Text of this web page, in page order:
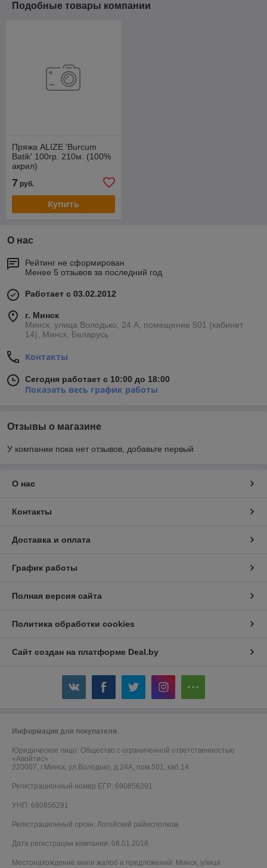
Подобные товары компании
Пряжа ALIZE 'Burcum
Batik' 100гр. 210м. (100%
акрил)
7 руб.
Купить
О нас
Рейтинг не сформирован
Менее 5 отзывов за последний год
Работает с 03.02.2012
г. Минск
Минск, улица Володько, 24 А, помещение 501 (кабинет
14), Минск, Беларусь
Контакты
Сегодня работает с 10:00 до 18:00
Показать весь график работы
Отзывы о магазине
У компании пока нет отзывов, добавьте первый
О нас
Контакты
Доставка и оплата
График работы
Полная версия сайта
Политика обработки cookies
Сайт создан на платформе Deal.by
Информация для покупателя
Юридическое лицо: Общество с ограниченной ответственностью
«Авойтис»
220007, г.Минск, ул.Володько, д.24А, пом.501, каб.14
Регистрационный номер ЕГР: 690856291
УНП: 690856291
Регистрационный орган: Логойский райисполком
Дата регистрации компании: 08.01.2018
Местонахождение книги жалоб и предложений: Минск, улица